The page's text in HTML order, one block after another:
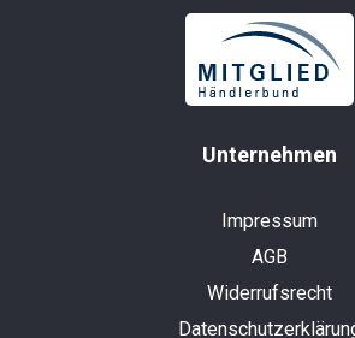
Unternehmen
Impressum
AGB
Widerrufsrecht